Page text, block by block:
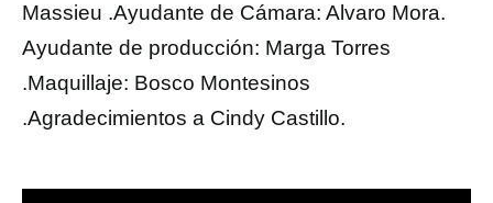
Massieu .Ayudante de Cámara: Alvaro Mora.
Ayudante de producción: Marga Torres
.Maquillaje: Bosco Montesinos
.Agradecimientos a Cindy Castillo.